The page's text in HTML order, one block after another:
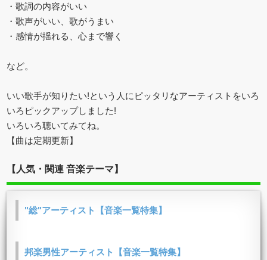
・歌詞の内容がいい
・歌声がいい、歌がうまい
・感情が揺れる、心まで響く
など。
いい歌手が知りたい!という人にピッタリなアーティストをいろ
いろピックアップしました!
いろいろ聴いてみてね。
【曲は定期更新】
【人気・関連 音楽テーマ】
"総"アーティスト【音楽一覧特集】
邦楽男性アーティスト【音楽一覧特集】